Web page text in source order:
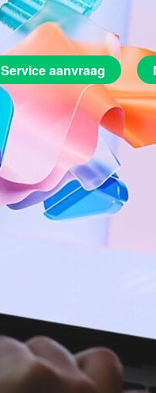
Service aanvraag